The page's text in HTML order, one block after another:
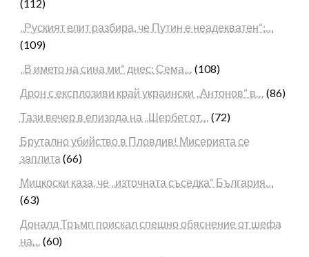
(112)
„Руският елит разбира, че Путин е неадекватен“:…
(109)
„В името на сина ми“ днес: Сема… (108)
Дрон с експлозиви край украински „Антонов“ в… (86)
Тази вечер в епизода на „Шербет от… (72)
Брутално убийство в Пловдив! Мисерията се
заплита (66)
Мицкоски каза, че „източната съседка“ България…
(63)
Доналд Тръмп поискал спешно обяснение от шефа
на… (60)